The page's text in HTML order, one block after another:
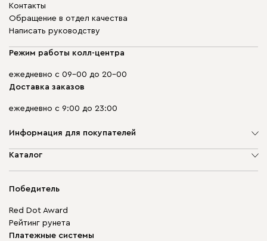
Контакты
Обращение в отдел качества
Написать руководству
Режим работы колл-центра
ежедневно с 09-00 до 20-00
Доставка заказов
ежедневно с 9:00 до 23:00
Информация для покупателей
О компании
Гарантия
Для бизнеса
Карта сайта
Каталог
Корпусная мебель
Модульная мебель
Столы и стулья
Победитель
Red Dot Award
Рейтинг рунета
Платежные системы